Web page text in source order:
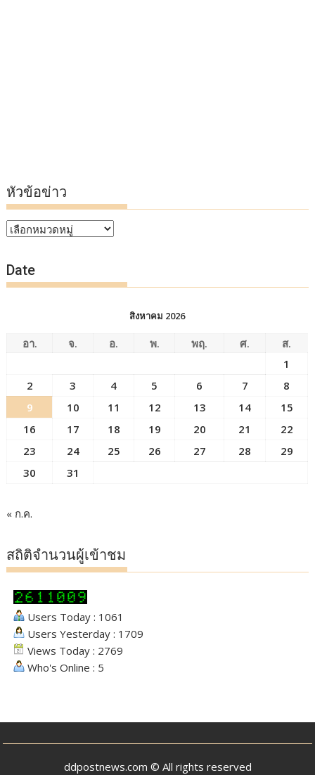
หัวข้อข่าว
หัวข้อ
Date
สิงหาคม 2026
อา. จ. อ. พ. พฤ. ศ.
ส.
1
2
3 4 5 6 7
8
9
10 11 12 13 14
15
16
17 18 19 20 21
22
23
24 25 26 27 28
29
30
31
« ก.ค.
สถิติจำนวนผู้เข้าชม
Users Today : 1061
Users Yesterday : 1709
Views Today : 2769
Who's Online : 5
ddpostnews.com © All rights reserved